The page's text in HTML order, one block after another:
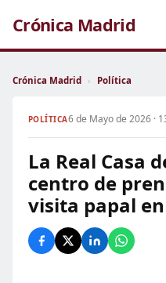
Crónica Madrid
Crónica Madrid › Política
POLÍTICA6 de Mayo de 2026 ·
La Real Casa
centro de
visita papal